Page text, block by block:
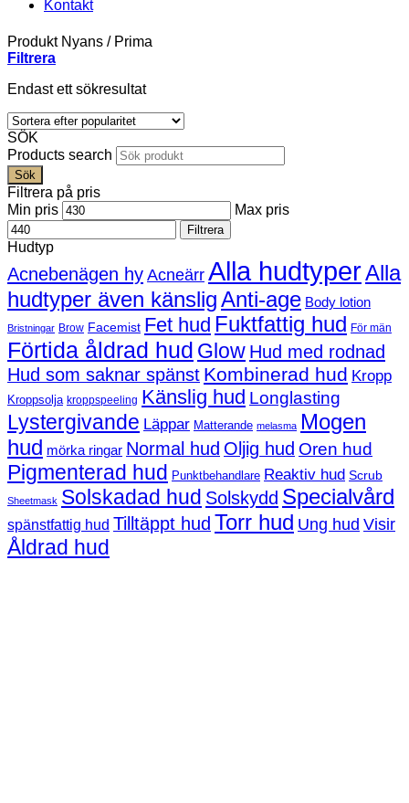
Kontakt
Produkt Nyans /Prima
Filtrera
Endast ett sökresultat
SÖK
Products search
Sök
Filtrera på pris
Min pris
Max pris
Filtrera
Hudtyp
Acnebenägen hy Acneärr Alla hudtyperAlla
hudtyper även känsligAnti-age Body lotion
Bristningar Brow Facemist Fet hud Fuktfattig hud För män
Förtida åldrad hud Glow Hud med rodnad
Hud som saknar spänst Kombinerad hud Kropp
Kroppsolja kroppspeeling Känslig hud Longlasting
Lystergivande Läppar Matterande melasma Mogen
hud mörka ringar Normal hud Oljig hud Oren hud
Pigmenterad hud Punktbehandlare Reaktiv hud Scrub
Sheetmask Solskadad hud Solskydd Specialvård
spänstfattig hud Tilltäppt hud Torr hud Ung hud Visir
Åldrad hud